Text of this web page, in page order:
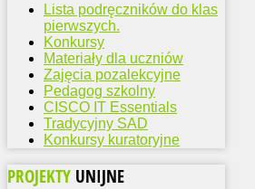
Lista podręczników do klas
pierwszych.
Konkursy
Materiały dla uczniów
Zajęcia pozalekcyjne
Pedagog szkolny
CISCO IT Essentials
Tradycyjny SAD
Konkursy kuratoryjne
PROJEKTY UNIJNE